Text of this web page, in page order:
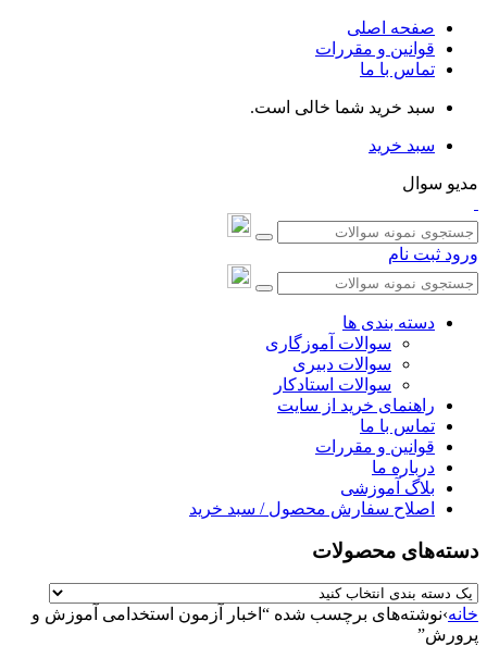
صفحه اصلی
قوانین و مقررات
تماس با ما
سبد خرید شما خالی است.
سبد خرید
مدیو سوال
ورود ثبت نام
دسته بندی ها
سوالات آموزگاری
سوالات دبیری
سوالات استادکار
راهنمای خرید از سایت
تماس با ما
قوانین و مقررات
درباره ما
بلاگ آموزشی
اصلاح سفارش محصول / سبد خرید
دسته‌های محصولات
خانه›نوشته‌های برچسب شده “اخبار آزمون استخدامی آموزش و
پرورش”